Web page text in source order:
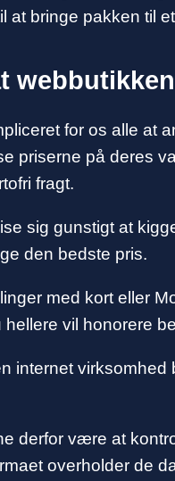
at bringe pakken til
for os alle at
priserne på deres
fragt.
sig gunstigt at
den bedste pris.
med kort eller
vil honorere
internet
derfor være at
overholder de